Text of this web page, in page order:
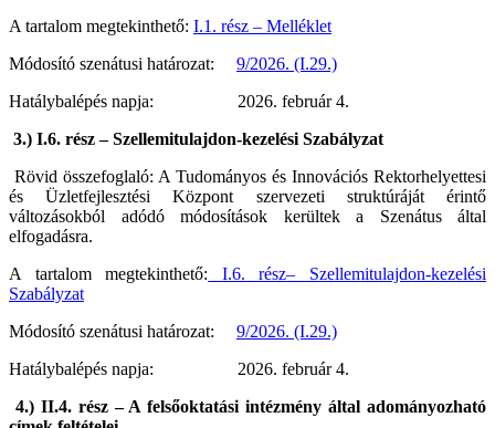
A tartalom megtekinthető: I.1. rész – Melléklet
Módosító szenátusi határozat: 9/2026. (I.29.)
Hatálybalépés napja: 2026. február 4.
3.) I.6. rész – Szellemitulajdon-kezelési Szabályzat
Rövid összefoglaló: A Tudományos és Innovációs Rektorhelyettesi
és Üzletfejlesztési Központ szervezeti struktúráját érintő
változásokból adódó módosítások kerültek a Szenátus által
elfogadásra.
A tartalom megtekinthető: I.6. rész– Szellemitulajdon-kezelési
Szabályzat
Módosító szenátusi határozat: 9/2026. (I.29.)
Hatálybalépés napja: 2026. február 4.
4.) II.4. rész – A felsőoktatási intézmény által adományozható